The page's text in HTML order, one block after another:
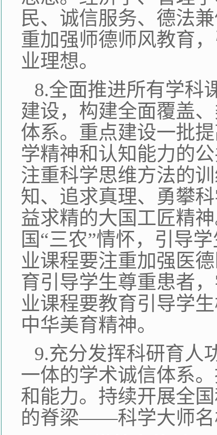
民、诚信服务、德法
重加强师德师风教育
业理想。
8.全面推进所有学科
建设，构建全面覆盖
体系。重点建设一批
学精神和认知能力的
注重科学思维方法的
知、追求真理、勇攀
益求精的大国工匠精
国“三农”情怀，引导
业课程要注重加强医
育引导学生尊重患者
业课程要教育引导学
中华美育精神。
9.充分发挥科研育人
一体的学术诚信体系
和能力。持续开展全
的脊梁——科学大师名